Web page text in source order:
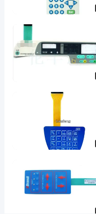
Tastbare
Het
Membraanschakelaar
van de metaalkoepel
3M468 het
Membraanschakelaar
in reliëf gemaakte
de
van het
knopenmembraan
#